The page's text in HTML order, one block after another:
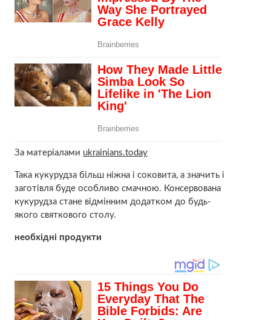
За матеріалами ukrainians.today
Така кукурудза більш ніжна і соковита, а значить і
заготівля буде особливо смачною. Консервована
кукурудза стане відмінним додатком до будь-
якого святкового столу.
необхідні продукти